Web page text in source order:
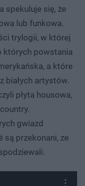
spekuluje się, że
lub funkowa.
trylogii, w której
których powstania
a które
białych artystów.
płyta housowa,
gwiazd
są przekonani, ze